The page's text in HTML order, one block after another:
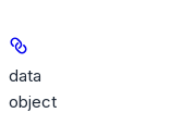
data
object